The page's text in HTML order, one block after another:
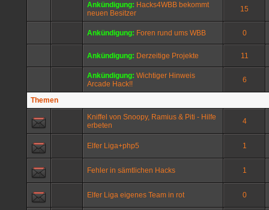
Ankündigung: Hacks4WBB bekommt
neuen Besitzer
15
Ankündigung: Foren rund ums WBB 0
Ankündigung: Derzeitige Projekte 11
Ankündigung: Wichtiger Hinweis
Arcade Hack!!
6
Themen
Kniffel von Snoopy, Ramius & Piti - Hilfe
erbeten
4
Elfer Liga+php5 1
Fehler in sämtlichen Hacks 1
Elfer Liga eigenes Team in rot 0